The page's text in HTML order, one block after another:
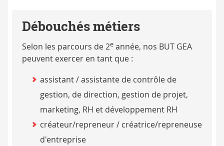
Débouchés métiers
Selon les parcours de 2e année, nos BUT GEA
peuvent exercer en tant que :
assistant / assistante de contrôle de
gestion, de direction, gestion de projet,
marketing, RH et développement RH
créateur/repreneur / créatrice/repreneuse
d'entreprise